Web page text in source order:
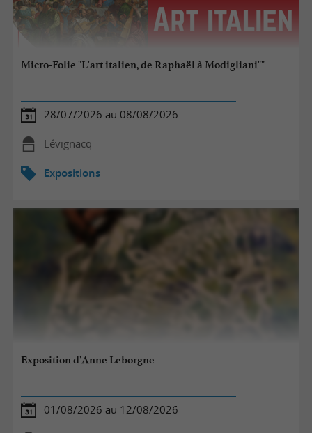
Micro-Folie "L'art italien, de Raphaël à Modigliani""
28/07/2026 au 08/08/2026
Lévignacq
Expositions
Exposition d'Anne Leborgne
01/08/2026 au 12/08/2026